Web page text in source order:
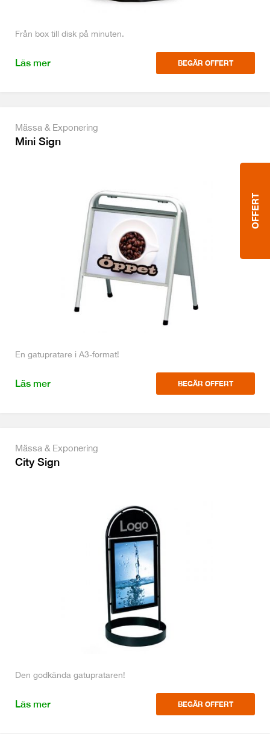
Från box till disk på minuten.
Läs mer BEGÄR OFFERT
Mässa & Exponering
Mini Sign
En gatupratare i A3-format!
Läs mer BEGÄR OFFERT
Mässa & Exponering
City Sign
Den godkända gatuprataren!
Läs mer BEGÄR OFFERT
OFFERT